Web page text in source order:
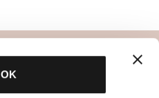
OK